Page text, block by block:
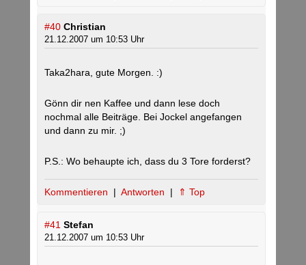
#40 Christian
21.12.2007 um 10:53 Uhr
Taka2hara, gute Morgen. :)
Gönn dir nen Kaffee und dann lese doch
nochmal alle Beiträge. Bei Jockel angefangen
und dann zu mir. ;)
P.S.: Wo behaupte ich, dass du 3 Tore forderst?
Kommentieren | Antworten | ⇑ Top
#41 Stefan
21.12.2007 um 10:53 Uhr